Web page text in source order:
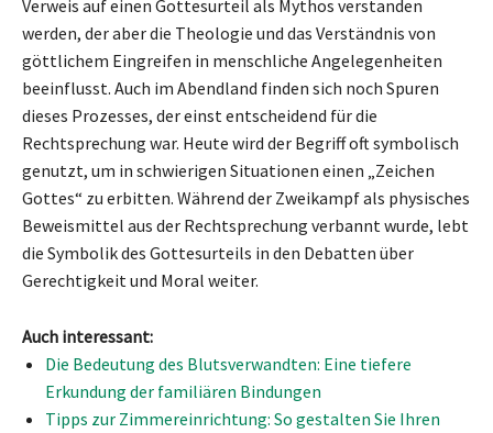
Verweis auf einen Gottesurteil als Mythos verstanden
werden, der aber die Theologie und das Verständnis von
göttlichem Eingreifen in menschliche Angelegenheiten
beeinflusst. Auch im Abendland finden sich noch Spuren
dieses Prozesses, der einst entscheidend für die
Rechtsprechung war. Heute wird der Begriff oft symbolisch
genutzt, um in schwierigen Situationen einen „Zeichen
Gottes“ zu erbitten. Während der Zweikampf als physisches
Beweismittel aus der Rechtsprechung verbannt wurde, lebt
die Symbolik des Gottesurteils in den Debatten über
Gerechtigkeit und Moral weiter.
Auch interessant:
Die Bedeutung des Blutsverwandten: Eine tiefere
Erkundung der familiären Bindungen
Tipps zur Zimmereinrichtung: So gestalten Sie Ihren